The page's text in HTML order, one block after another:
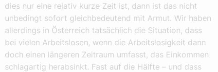
dies nur eine relativ kurze Zeit ist, dann ist das nicht
unbedingt sofort gleichbedeutend mit Armut. Wir haben
allerdings in Österreich tatsächlich die Situation, dass
bei vielen Arbeitslosen, wenn die Arbeitslosigkeit dann
doch einen längeren Zeitraum umfasst, das Einkommen
schlagartig herabsinkt. Fast auf die Hälfte – und dass